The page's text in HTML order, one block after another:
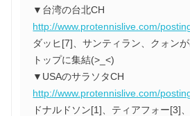
▼台湾の台北CH
http://www.protennislive.com/
ダッヒ[7]、サンティラン、クォン
トップに集結(>_<)
▼USAのサラソタCH
http://www.protennislive.com/
ドナルドソン[1]、ティアフォー[3]